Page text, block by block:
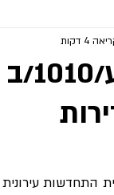
4 דקות
התחדשות